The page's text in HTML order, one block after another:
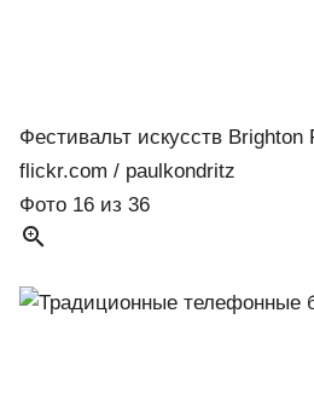
Фестивальт искусств Brighton
flickr.com / paulkondritz
Фото 16 из 36
